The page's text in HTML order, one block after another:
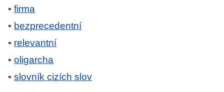
firma
bezprecedentní
relevantní
oligarcha
slovník cizích slov